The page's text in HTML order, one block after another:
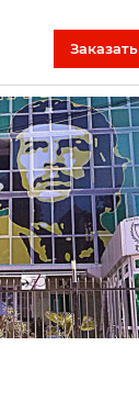
Заказать